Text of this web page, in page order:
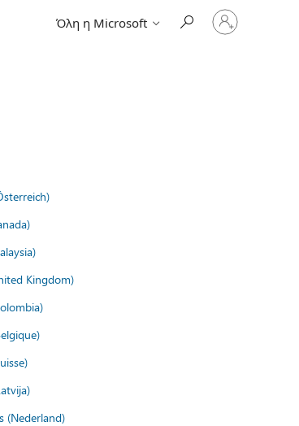
Όλη η Microsoft
Είσοδος
στον
λογαριασμό
Kingdom)
(Nederland)